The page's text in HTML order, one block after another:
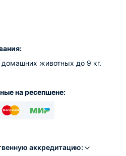
животных до 9 кг.
на ресепшене:
аккредитацию: